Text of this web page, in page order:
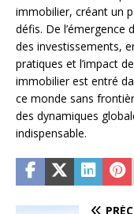
immobilier, créant un
défis. De l’émergence
des investissements,
pratiques et l’impact
immobilier est entré
ce monde sans
des dynamiques
indispensable.